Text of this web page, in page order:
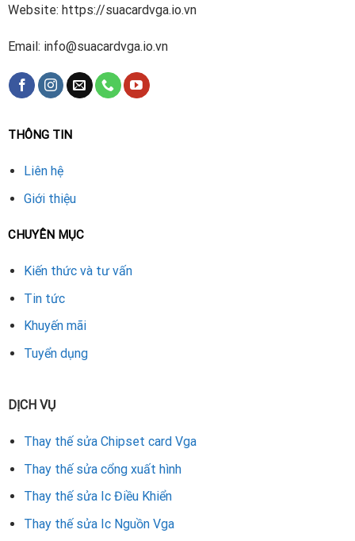
Website: https://suacardvga.io.vn
Email: info@suacardvga.io.vn
THÔNG TIN
Liên hệ
Giới thiệu
CHUYÊN MỤC
Kiến thức và tư vấn
Tin tức
Khuyến mãi
Tuyển dụng
DỊCH VỤ
Thay thế sửa Chipset card Vga
Thay thế sửa cổng xuất hình
Thay thế sửa Ic Điều Khiển
Thay thế sửa Ic Nguồn Vga